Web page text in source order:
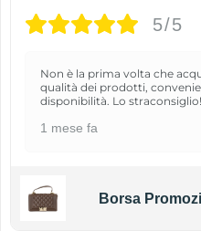
5/5
Non è la prima volta che
qualità dei prodotti,
disponibilità. Lo
1 mese fa
Borsa